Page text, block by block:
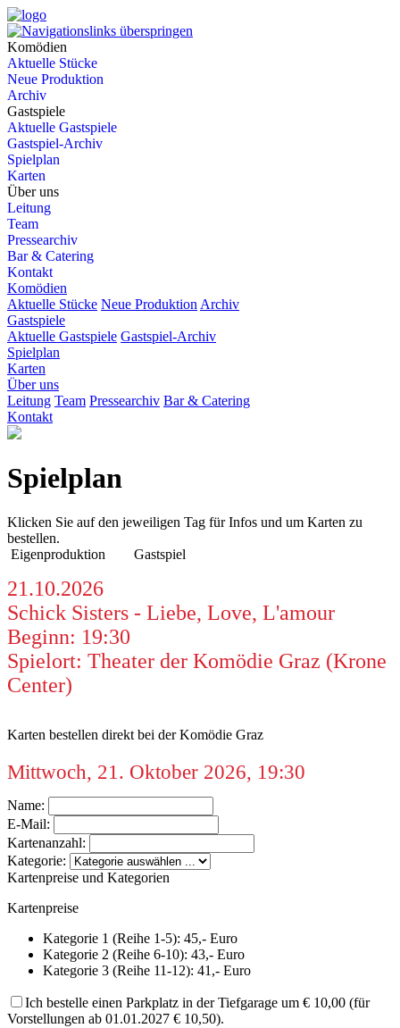
Komödien
Aktuelle Stücke
Neue Produktion
Archiv
Gastspiele
Aktuelle Gastspiele
Gastspiel-Archiv
Spielplan
Karten
Über uns
Leitung
Team
Pressearchiv
Bar & Catering
Kontakt
Komödien
Aktuelle Stücke Neue Produktion Archiv
Gastspiele
Aktuelle Gastspiele Gastspiel-Archiv
Spielplan
Karten
Über uns
Leitung Team Pressearchiv Bar & Catering
Kontakt
Spielplan
Klicken Sie auf den jeweiligen Tag für Infos und um Karten zu
bestellen.
Eigenproduktion
Gastspiel
21.10.2026
Schick Sisters - Liebe, Love, L'amour
Beginn: 19:30
Spielort: Theater der Komödie Graz (Krone
Center)
Karten bestellen direkt bei der Komödie Graz
Mittwoch, 21. Oktober 2026, 19:30
Name:
E-Mail:
Kartenanzahl:
Kategorie:
Kartenpreise und Kategorien
Kartenpreise
Kategorie 1 (Reihe 1-5): 45,- Euro
Kategorie 2 (Reihe 6-10): 43,- Euro
Kategorie 3 (Reihe 11-12): 41,- Euro
Ich bestelle einen Parkplatz in der Tiefgarage um € 10,00 (für
Vorstellungen ab 01.01.2027 € 10,50).